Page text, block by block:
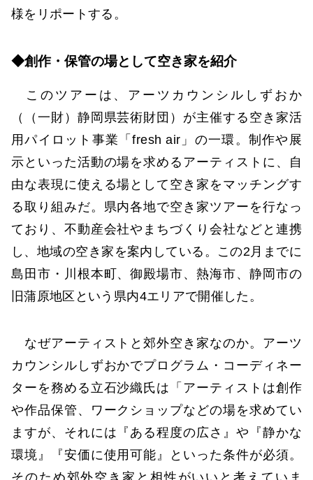
様をリポートする。
◆創作・保管の場として空き家を紹介
このツアーは、アーツカウンシルしずおか
（（一財）静岡県芸術財団）が主催する空き家活
用パイロット事業「fresh air」の一環。制作や展
示といった活動の場を求めるアーティストに、自
由な表現に使える場として空き家をマッチングす
る取り組みだ。県内各地で空き家ツアーを行なっ
ており、不動産会社やまちづくり会社などと連携
し、地域の空き家を案内している。この2月までに
島田市・川根本町、御殿場市、熱海市、静岡市の
旧蒲原地区という県内4エリアで開催した。
なぜアーティストと郊外空き家なのか。アーツ
カウンシルしずおかでプログラム・コーディネー
ターを務める立石沙織氏は「アーティストは創作
や作品保管、ワークショップなどの場を求めてい
ますが、それには『ある程度の広さ』や『静かな
環境』『安価に使用可能』といった条件が必須。
そのため郊外空き家と相性がいいと考えていま